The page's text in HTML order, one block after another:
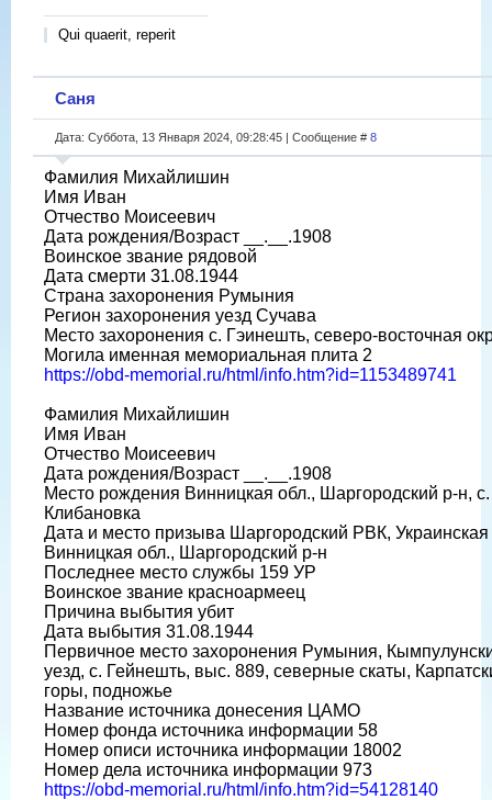
Qui quaerit, reperit
Саня
Дата: Суббота, 13 Января 2024, 09:28:45 | Сообщение # 8
Фамилия Михайлишин
Имя Иван
Отчество Моисеевич
Дата рождения/Возраст __.__.1908
Воинское звание рядовой
Дата смерти 31.08.1944
Страна захоронения Румыния
Регион захоронения уезд Сучава
Место захоронения с. Гэинешть, северо-восточная
Могила именная мемориальная плита 2
https://obd-memorial.ru/html/info.htm?id=1153489741
Фамилия Михайлишин
Имя Иван
Отчество Моисеевич
Дата рождения/Возраст __.__.1908
Место рождения Винницкая обл., Шаргородский р-н, с.
Клибановка
Дата и место призыва Шаргородский РВК,
Винницкая обл., Шаргородский р-н
Последнее место службы 159 УР
Воинское звание красноармеец
Причина выбытия убит
Дата выбытия 31.08.1944
Первичное место захоронения Румыния,
уезд, с. Гейнешть, выс. 889, северные скаты,
горы, подножье
Название источника донесения ЦАМО
Номер фонда источника информации 58
Номер описи источника информации 18002
Номер дела источника информации 973
https://obd-memorial.ru/html/info.htm?id=54128140